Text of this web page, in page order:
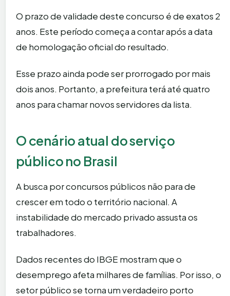
O prazo de validade deste concurso é de exatos 2
anos. Este período começa a contar após a data
de homologação oficial do resultado.
Esse prazo ainda pode ser prorrogado por mais
dois anos. Portanto, a prefeitura terá até quatro
anos para chamar novos servidores da lista.
O cenário atual do serviço
público no Brasil
A busca por concursos públicos não para de
crescer em todo o território nacional. A
instabilidade do mercado privado assusta os
trabalhadores.
Dados recentes do IBGE mostram que o
desemprego afeta milhares de famílias. Por isso, o
setor público se torna um verdadeiro porto